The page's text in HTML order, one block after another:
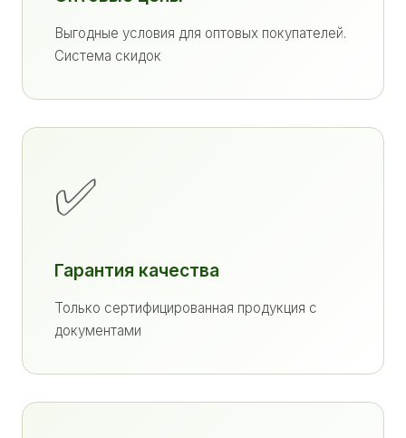
Выгодные условия для оптовых покупателей.
Система скидок
✅
Гарантия качества
Только сертифицированная продукция с
документами